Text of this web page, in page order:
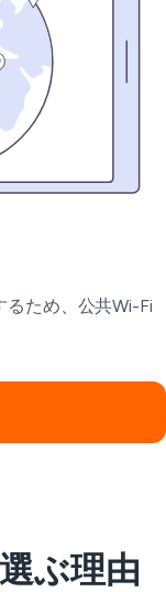
ため、公共Wi-Fi
ぶ理由